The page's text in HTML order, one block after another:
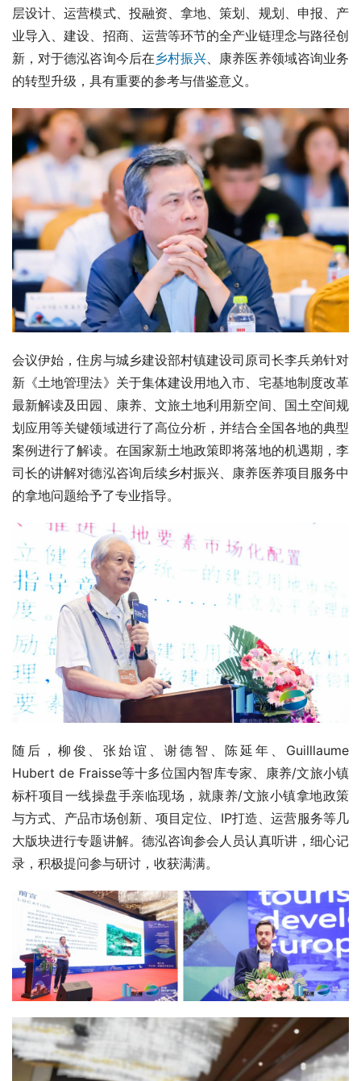
层设计、运营模式、投融资、拿地、策划、规划、申报、产
业导入、建设、招商、运营等环节的全产业链理念与路径创
新，对于德泓咨询今后在乡村振兴、康养医养领域咨询业务
的转型升级，具有重要的参考与借鉴意义。
会议伊始，住房与城乡建设部村镇建设司原司长李兵弟针对
新《土地管理法》关于集体建设用地入市、宅基地制度改革
最新解读及田园、康养、文旅土地利用新空间、国土空间规
划应用等关键领域进行了高位分析，并结合全国各地的典型
案例进行了解读。在国家新土地政策即将落地的机遇期，李
司长的讲解对德泓咨询后续乡村振兴、康养医养项目服务中
的拿地问题给予了专业指导。
随后，柳俊、张始谊、谢德智、陈延年、Guilllaume
Hubert de Fraisse等十多位国内智库专家、康养/文旅小镇
标杆项目一线操盘手亲临现场，就康养/文旅小镇拿地政策
与方式、产品市场创新、项目定位、IP打造、运营服务等几
大版块进行专题讲解。德泓咨询参会人员认真听讲，细心记
录，积极提问参与研讨，收获满满。